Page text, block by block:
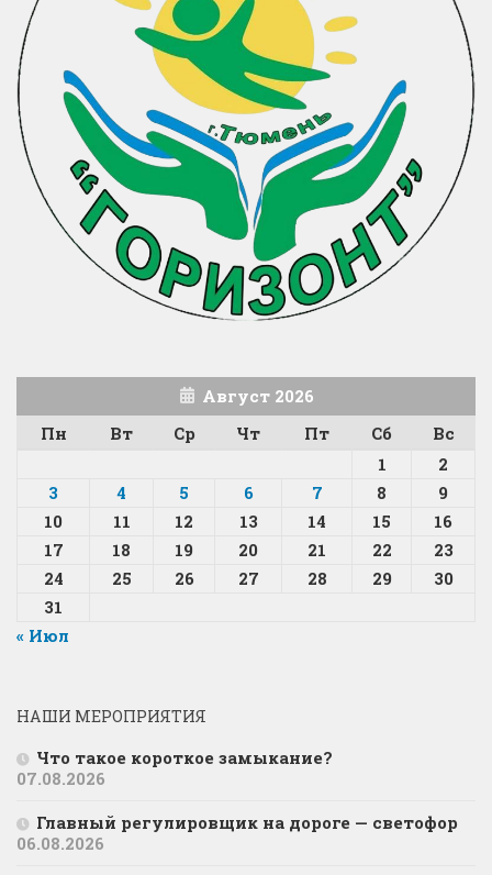
Август 2026
Пн
Вт Ср Чт Пт Сб
Вс
1
2
3
4 5 6 7 8
9
10
11 12 13 14 15
16
17
18 19 20 21 22
23
24
25 26 27 28 29
30
31
« Июл
НАШИ МЕРОПРИЯТИЯ
Что такое короткое замыкание?
07.08.2026
Главный регулировщик на дороге — светофор
06.08.2026